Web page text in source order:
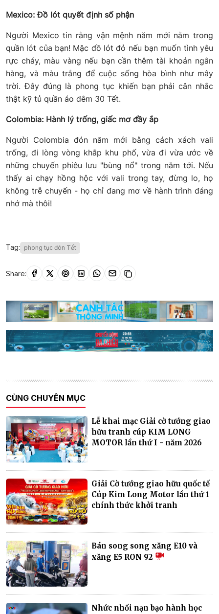
Mexico: Đồ lót quyết định số phận
Người Mexico tin rằng vận mệnh năm mới nằm trong
quần lót của bạn! Mặc đồ lót đỏ nếu bạn muốn tình yêu
rực cháy, màu vàng nếu bạn cần thêm tài khoản ngân
hàng, và màu trắng để cuộc sống hòa bình như mây
trời. Đây đúng là phong tục khiến bạn phải cân nhắc
thật kỹ tủ quần áo đêm 30 Tết.
Colombia: Hành lý trống, giấc mơ đầy ắp
Người Colombia đón năm mới bằng cách xách vali
trống, đi lòng vòng khắp khu phố, vừa đi vừa ước về
những chuyến phiêu lưu "bùng nổ" trong năm tới. Nếu
thấy ai chạy hồng hộc với vali trong tay, đừng lo, họ
không trễ chuyến - họ chỉ đang mơ về hành trình đáng
nhớ mà thôi!
Tag: phong tục đón Tết
Share:
CÙNG CHUYÊN MỤC
Lễ khai mạc Giải cờ tướng giao
hữu tranh cúp KIM LONG
MOTOR lần thứ I - năm 2026
Giải Cờ tướng giao hữu quốc tế
Cúp Kim Long Motor lần thứ 1
chính thức khởi tranh
Bán song song xăng E10 và
xăng E5 RON 92
Nhức nhối nạn bạo hành học